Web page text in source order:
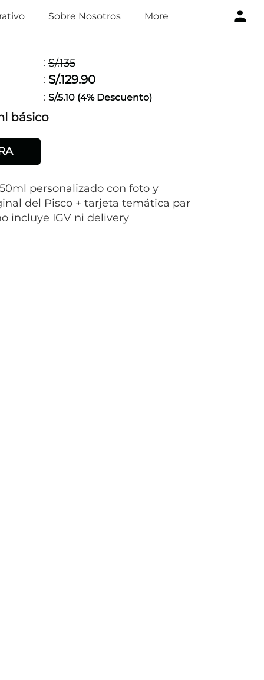
Sobre Nosotros More
: S/.135
: S/.129.90
: S/.5.10 (4% Descuento)
básico
personalizado con foto y
del Pisco + tarjeta temática par
incluye IGV ni delivery